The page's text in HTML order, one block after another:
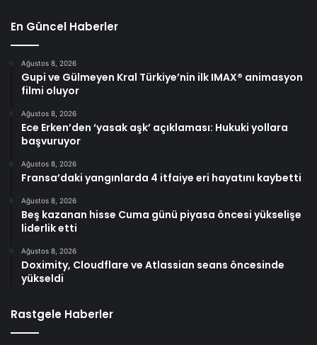
En Güncel Haberler
Ağustos 8, 2026
Gupi ve Gülmeyen Kral Türkiye’nin ilk IMAX® animasyon
filmi oluyor
Ağustos 8, 2026
Ece Erken’den ‘yasak aşk’ açıklaması: Hukuki yollara
başvuruyor
Ağustos 8, 2026
Fransa’daki yangınlarda 4 itfaiye eri hayatını kaybetti
Ağustos 8, 2026
Beş kazanan hisse Cuma günü piyasa öncesi yükselişe
liderlik etti
Ağustos 8, 2026
Doximity, Cloudflare ve Atlassian seans öncesinde
yükseldi
Rastgele Haberler